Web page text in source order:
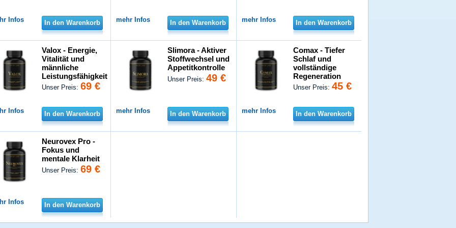
Infos In den Warenkorb mehr Infos In den Warenkorb mehr Infos In den Warenkorb
Valox - Energie,
Vitalität und
männliche
Leistungsfähigkeit
Unser Preis:69 €
Infos In den Warenkorb
Slimora - Aktiver
Stoffwechsel und
Appetitkontrolle
Unser Preis:49 €
mehr Infos In den Warenkorb
Comax - Tiefer
Schlaf und
vollständige
Regeneration
Unser Preis:45 €
mehr Infos In den Warenkorb
Neurovex Pro -
Fokus und
mentale Klarheit
Unser Preis:69 €
Infos In den Warenkorb